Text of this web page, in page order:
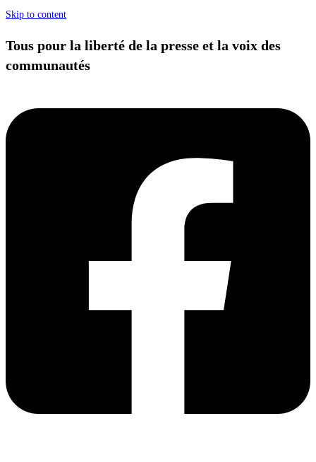
Skip to content
Tous pour la liberté de la presse et la voix des
communautés